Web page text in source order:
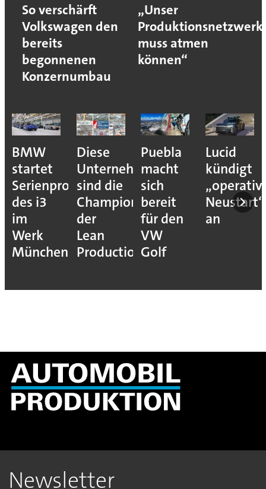
So verschärft
Volkswagen den
bereits
begonnenen
Konzernumbau
„Unser
Produktionsnetzwerk
muss atmen
können“
BMW
startet
Serienproduktion
des i3
im
Werk
München
Diese
Unternehmen
sind die
Champions
der
Lean
Production
Puebla
macht
sich
bereit
für den
VW
Golf
Lucid
kündigt
Neustart“
an
Newsletter